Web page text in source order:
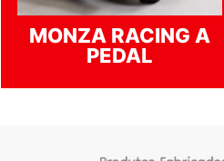
MONZA RACING A
PEDAL